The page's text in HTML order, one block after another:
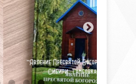
Пресвятой Богородицы в
Сибири. Тамбовка"